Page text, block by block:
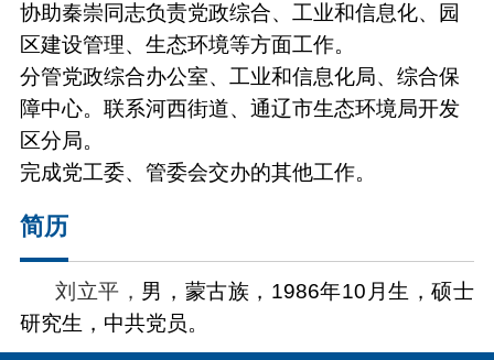
协助秦崇同志负责党政综合、工业和信息化、园
区建设管理、生态环境等方面工作。
分管党政综合办公室、工业和信息化局、综合保
障中心。联系河西街道、通辽市生态环境局开发
区分局。
完成党工委、管委会交办的其他工作。
简历
刘立平， 男，蒙古族，1986年10月生，硕士
研究生，中共党员。